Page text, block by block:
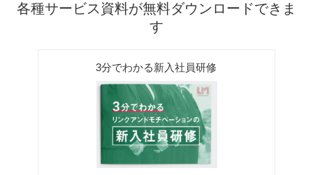
各種サービス資料が無料ダウンロードできま
す
3分でわかる新入社員研修